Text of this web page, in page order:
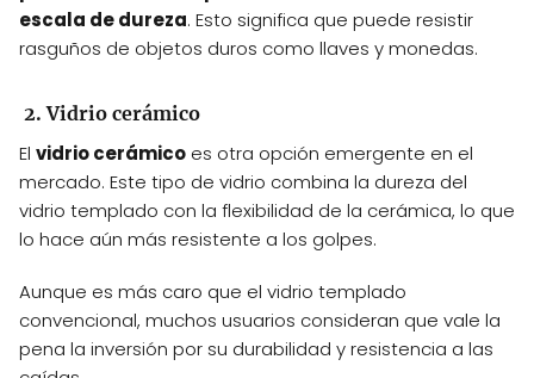
escala de dureza. Esto significa que puede resistir
rasguños de objetos duros como llaves y monedas.
2. Vidrio cerámico
El vidrio cerámico es otra opción emergente en el
mercado. Este tipo de vidrio combina la dureza del
vidrio templado con la flexibilidad de la cerámica, lo que
lo hace aún más resistente a los golpes.
Aunque es más caro que el vidrio templado
convencional, muchos usuarios consideran que vale la
pena la inversión por su durabilidad y resistencia a las